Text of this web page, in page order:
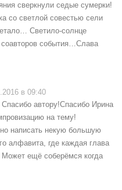
сверкнули седые сумерки!
со светлой совестью сели
Светило-солнце
события…Cлава
в 09:40
автору!Спасибо Ирина
на тему!
написать некую большую
алфавита, где каждая глава
ещё соберёмся когда